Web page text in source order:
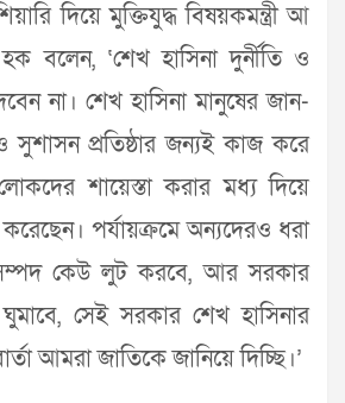
দিয়ে মুক্তিযুদ্ধ বিষয়কমন্ত্রী আ
বলেন, ‘শেখ হাসিনা দুর্নীতি ও
না। শেখ হাসিনা মানুষের জান-
সুশাসন প্রতিষ্ঠার জন্যই কাজ করে
শায়েস্তা করার মধ্য দিয়ে
পর্যায়ক্রমে অন্যদেরও ধরা
কেউ লুট করবে, আর সরকার
সেই সরকার শেখ হাসিনার
আমরা জাতিকে জানিয়ে দিচ্ছি।’